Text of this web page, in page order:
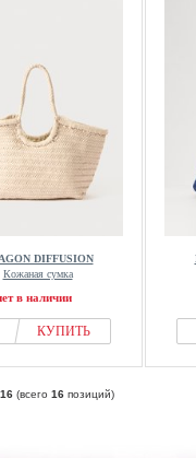
DIFFUSION
Кожаная сумка
в наличии
КУПИТЬ
16 (всего 16 позиций)